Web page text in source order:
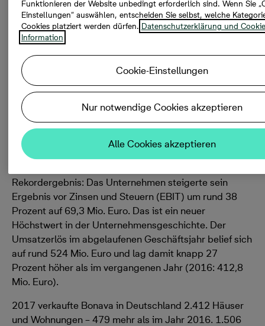
08.02.2018, 08:50
verkaufte Wohneinheiten / weiteres Wachstum
geplant
Fürstenwalde
. Der Bonava-Konzern (vormals NCC)
präsentierte am 2. Februar 2018 in Stockholm seine
Jahreszahlen für 2017 und erzielte ein starkes
Ergebnis und eine steigende Dividende. In
Rekordergebnis: Das Unternehmen steigerte sein
Ergebnis vor Zinsen und Steuern (EBIT) um rund 38
Prozent auf 69,3 Mio. Euro. Das ist ein neuer
Höchstwert in der Unternehmensgeschichte. Der
Umsatzerlös im abgelaufenen Geschäftsjahr belief sich
auf rund 524 Mio. Euro und lag damit knapp 27
Prozent höher als im vergangenen Jahr (2016: 412,8
Mio. Euro).
2017 verkaufte Bonava in Deutschland 2.412 Häuser
und Wohnungen – 479 mehr als im Jahr 2016. 1.506
Funktionieren der Website unbedingt erforderlich sind. Wenn Sie
Einstellungen“ auswählen, entscheiden Sie selbst, welche
Cookies platziert werden dürfen. Datenschutzerklärung und
Information
Cookie-Einstellungen
Nur notwendige Cookies akzeptieren
Alle Cookies akzeptieren